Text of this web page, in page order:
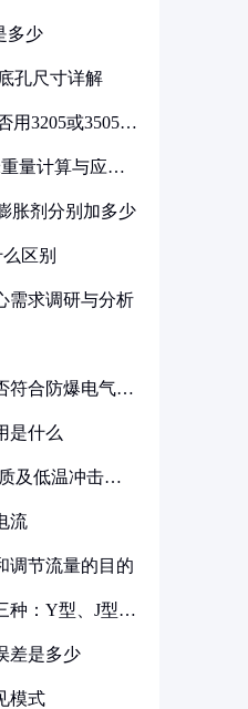
多少
孔尺寸详解
用3205或3505代
量计算与应用
胀剂分别加多少
区别
需求调研与分析
符合防爆电气设
是什么
及低温冲击要
流
调节流量的目的
种：Y型、J型、
差是多少
模式